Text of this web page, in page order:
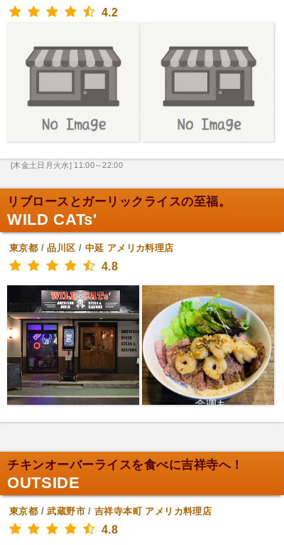
4.2
[木金土日月火水] 11:00～22:00
リブロースとガーリックライスの至福。
WILD CATs'
東京都 /品川区 / 中延 アメリカ料理店
4.8
チキンオーバーライスを食べに吉祥寺へ！
OUTSIDE
東京都 /武蔵野市/吉祥寺本町 アメリカ料理店
4.8